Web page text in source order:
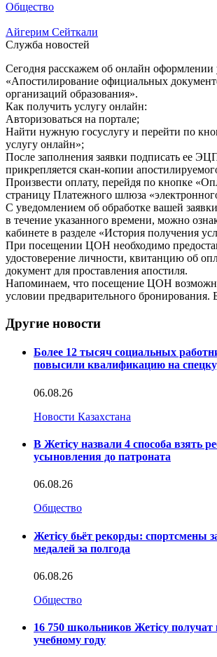
Общество
Айгерим Сейткали
Служба новостей
Сегодня расскажем об онлайн оформлении
«Апостилирование официальных
организаций образования».
Как получить услугу онлайн:
Авторизоваться на портале;
Найти нужную госуслугу и перейти по
услугу онлайн»;
После заполнения заявки подписать ее
прикрепляется скан-копии
Произвести оплату, перейдя по кнопке
страницу Платежного шлюза
С уведомлением об обработке вашей
в течение указанного времени, можно
кабинете в разделе «История получения
При посещении ЦОН необходимо
удостоверение личности, квитанцию об
документ для проставления апостиля.
Напоминаем, что посещение ЦОН
условии предварительного бронирования.
Другие новости
Более 12 тысяч социальных
повысили квалификацию на
06.08.26
Новости Казахстана
В Жетісу назвали 4 способа взять
усыновления до патроната
06.08.26
Общество
Жетісу бьёт рекорды: спортсмены
медалей за полгода
06.08.26
Общество
16 750 школьников Жетісу
учебному году